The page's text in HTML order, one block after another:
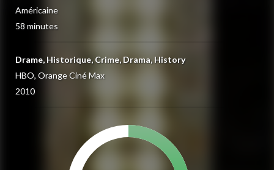
Américaine
58 minutes
Drame, Historique, Crime, Drama, History
HBO, Orange Ciné Max
2010